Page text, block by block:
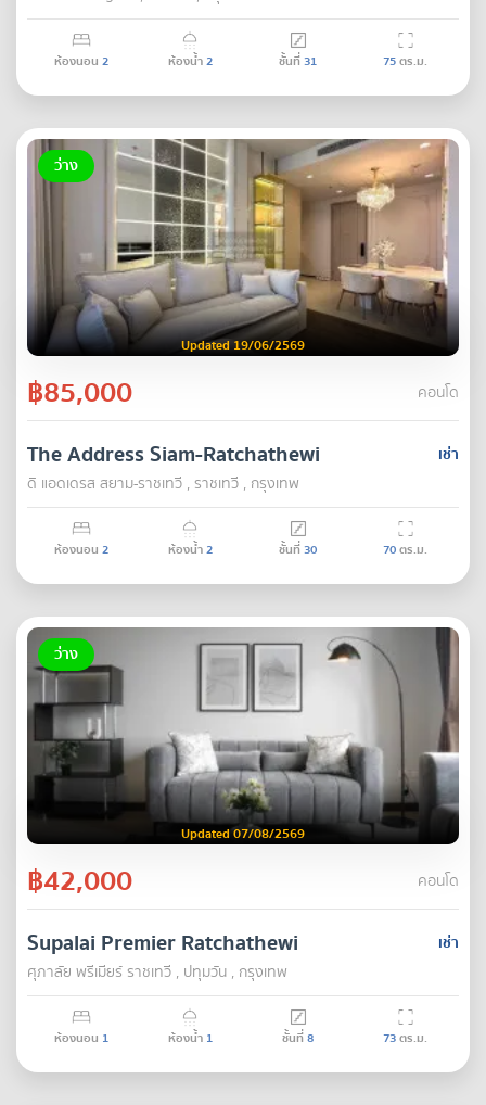
ห้องนอน 2 ห้องน้ำ2 ชั้นที่31 75ตร.ม.
ว่าง
Updated 19/06/2569
฿85,000 คอนโด
เช่า
The Address Siam-Ratchathewi
ดิ แอดเดรส สยาม-ราชเทวี , ราชเทวี , กรุงเทพ
ห้องนอน 2 ห้องน้ำ2 ชั้นที่30 70ตร.ม.
ว่าง
Updated 07/08/2569
฿42,000 คอนโด
เช่า
Supalai Premier Ratchathewi
ศุภาลัย พรีเมียร์ ราชเทวี , ปทุมวัน , กรุงเทพ
ห้องนอน 1 ห้องน้ำ 1 ชั้นที่8 73ตร.ม.